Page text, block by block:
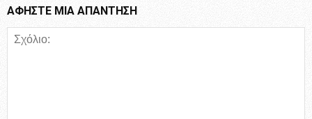
ΑΦΗΣΤΕ ΜΙΑ ΑΠΑΝΤΗΣΗ